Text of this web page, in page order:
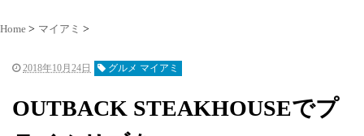
Home マイアミ
2018年10月24日 グルメ マイアミ
OUTBACK STEAKHOUSEでプ